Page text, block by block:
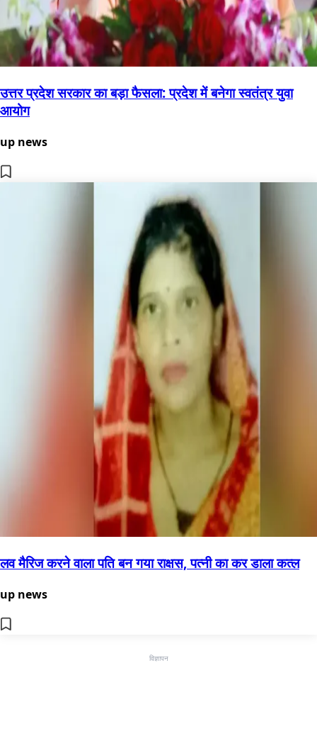
उत्तर प्रदेश सरकार का बड़ा फैसला: प्रदेश में बनेगा स्वतंत्र युवा
आयोग
up news
लव मैरिज करने वाला पति बन गया राक्षस, पत्नी का कर डाला कत्ल
up news
विज्ञापन